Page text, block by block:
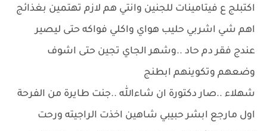
اكتبلج ع فيتامينات للجنين وانتي هم لازم تهتمين بغذائج
اهم شي اشربي حليب هواي واكلي فواكه حتى ليصير
عندج فقر دم حاد ..وشهر الجاي تجين حتى اشوف
وضعهم وتكوينهم ابطنج
شهلاء ..صار دكتورة ان شاءالله ..جنت طايرة من الفرحة
اول مارجع ابشر حبيبي شاهين اخذت الراجيته ورحت